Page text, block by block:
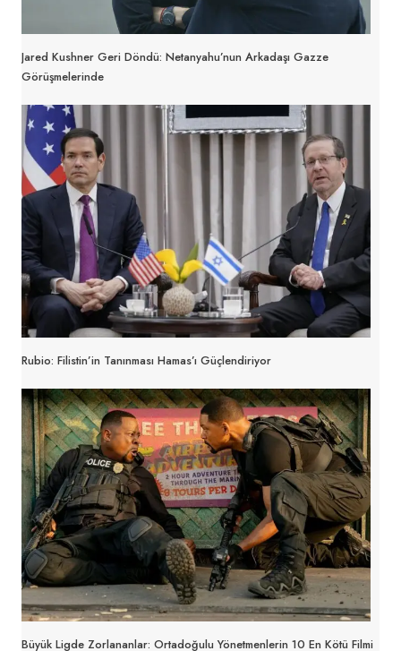
Jared Kushner Geri Döndü: Netanyahu’nun Arkadaşı Gazze
Görüşmelerinde
Rubio: Filistin’in Tanınması Hamas’ı Güçlendiriyor
Büyük Ligde Zorlananlar: Ortadoğulu Yönetmenlerin 10 En Kötü Filmi